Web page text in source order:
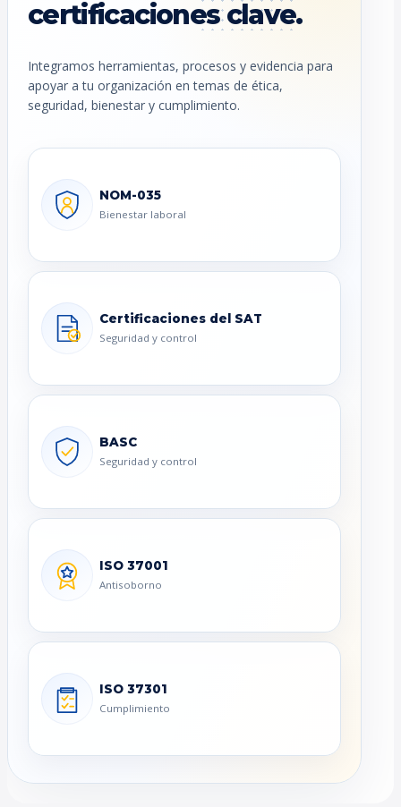
certificaciones clave.
Integramos herramientas, procesos y evidencia para
apoyar a tu organización en temas de ética,
seguridad, bienestar y cumplimiento.
NOM-035
Bienestar laboral
Certificaciones del SAT
Seguridad y control
BASC
Seguridad y control
ISO 37001
Antisoborno
ISO 37301
Cumplimiento